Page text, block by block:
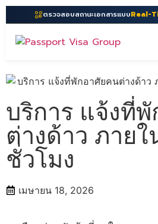
ตรวจสอบสถานะเอกสารแบบReal-
Home
เกี่ยวกับเรา
บริการ
คู่มือ
ประเทศ
บริการ แจ้งที่
ต่างด้าว ภาย
ชั่วโมง
เมษายน 18, 2026